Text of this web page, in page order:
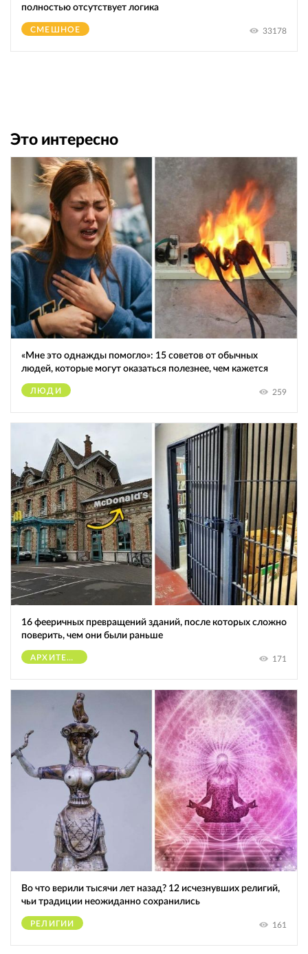
полностью отсутствует логика
СМЕШНОЕ 33178
Это интересно
«Мне это однажды помогло»: 15 советов от обычных
людей, которые могут оказаться полезнее, чем кажется
ЛЮДИ 259
16 фееричных превращений зданий, после которых сложно
поверить, чем они были раньше
АРХИТЕКТУРА 171
Во что верили тысячи лет назад? 12 исчезнувших религий,
чьи традиции неожиданно сохранились
РЕЛИГИИ 161